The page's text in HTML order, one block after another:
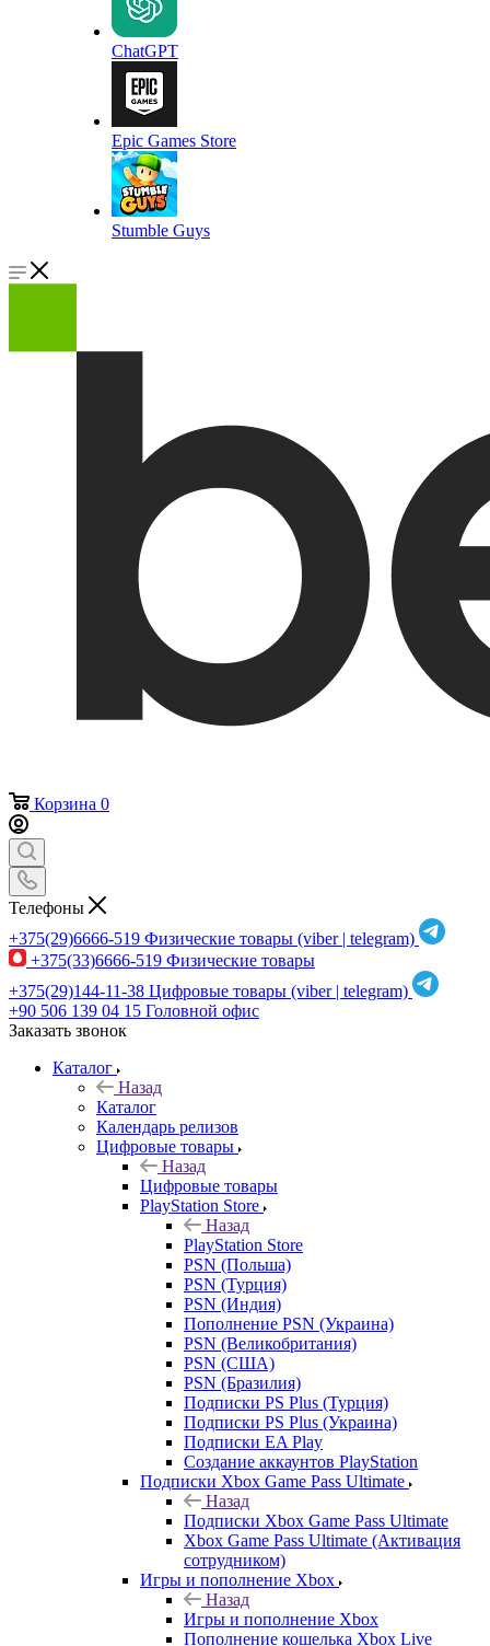
ChatGPT
Epic Games Store
Stumble Guys
Корзина 0
Телефоны
+375(29)6666-519 Физические товары (viber | telegram)
+375(33)6666-519 Физические товары
+375(29)144-11-38 Цифровые товары (viber | telegram)
+90 506 139 04 15 Головной офис
Заказать звонок
Каталог
Назад
Каталог
Календарь релизов
Цифровые товары
Назад
Цифровые товары
PlayStation Store
Назад
PlayStation Store
PSN (Польша)
PSN (Турция)
PSN (Индия)
Пополнение PSN (Украина)
PSN (Великобритания)
PSN (США)
PSN (Бразилия)
Подписки PS Plus (Турция)
Подписки PS Plus (Украина)
Подписки EA Play
Создание аккаунтов PlayStation
Подписки Xbox Game Pass Ultimate
Назад
Подписки Xbox Game Pass Ultimate
Xbox Game Pass Ultimate (Активация
сотрудником)
Игры и пополнение Xbox
Назад
Игры и пополнение Xbox
Пополнение кошелька Xbox Live